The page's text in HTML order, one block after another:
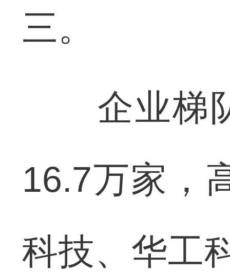
三。
企业梯队
16.7万家，
科技、华工